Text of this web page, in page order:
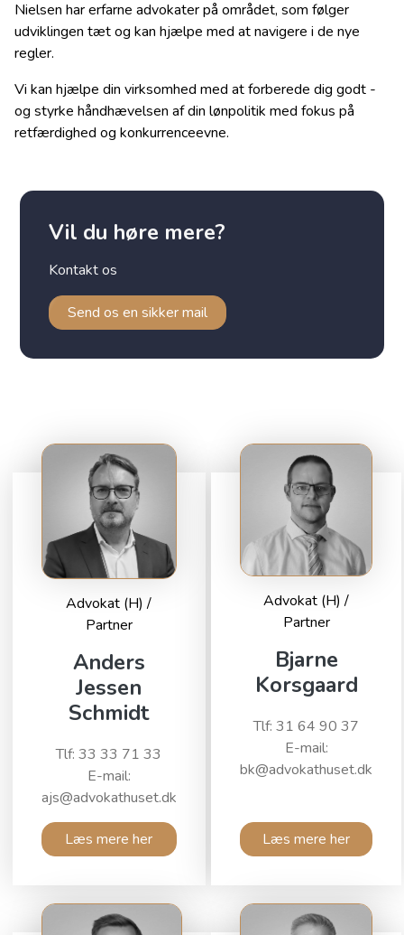
Nielsen har erfarne advokater på området, som følger
udviklingen tæt og kan hjælpe med at navigere i de nye
regler.
Vi kan hjælpe din virksomhed med at forberede dig godt -
og styrke håndhævelsen af din lønpolitik med fokus på
retfærdighed og konkurrenceevne.
Vil du høre mere?
Kontakt os
Send os en sikker mail
Advokat (H) /
Partner
Anders
Jessen
Schmidt
Tlf: 33 33 71 33
E-mail:
ajs@advokathuset.dk
Læs mere her
Advokat (H) /
Partner
Bjarne
Korsgaard
Tlf: 31 64 90 37
E-mail:
bk@advokathuset.dk
Læs mere her